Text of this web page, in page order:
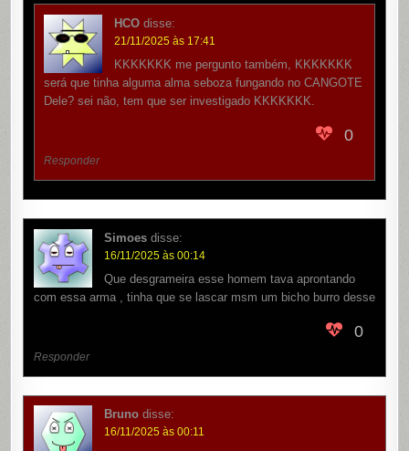
HCO disse:
21/11/2025 às 17:41
KKKKKKK me pergunto também, KKKKKKK
será que tinha alguma alma seboza fungando no CANGOTE
Dele? sei não, tem que ser investigado KKKKKKK.
0
Responder
Simoes disse:
16/11/2025 às 00:14
Que desgrameira esse homem tava aprontando
com essa arma , tinha que se lascar msm um bicho burro desse
0
Responder
Bruno disse:
16/11/2025 às 00:11